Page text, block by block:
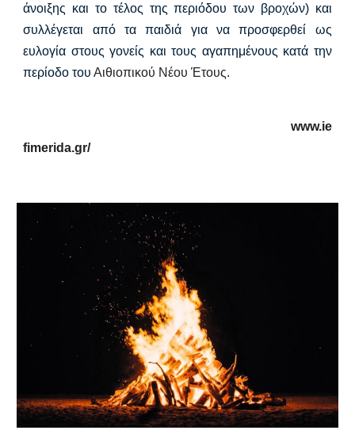
άνοιξης και το τέλος της περιόδου των βροχών) και
συλλέγεται από τα παιδιά για να προσφερθεί ως
ευλογία στους γονείς και τους αγαπημένους κατά την
περίοδο τουΑιθιοπικού Νέου Έτους.
www.ie
fimerida.gr/